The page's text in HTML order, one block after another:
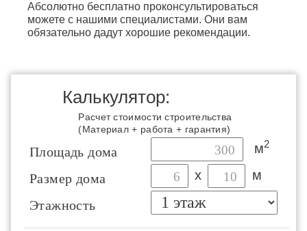
Абсолютно бесплатно проконсультироваться
можете с нашими специалистами. Они вам
обязательно дадут хорошие рекомендации.
Калькулятор:
Расчет стоимости строительства
(Материал + работа + гарантия)
Площадь дома м2
Размер дома х м
Этажность